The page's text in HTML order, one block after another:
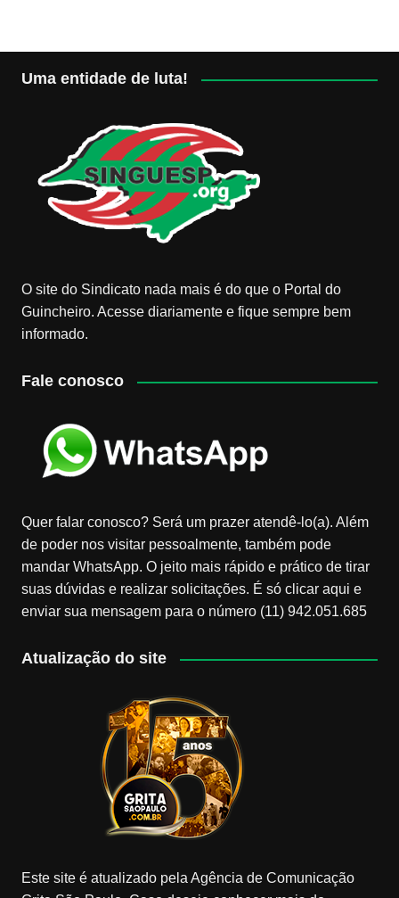
Uma entidade de luta!
O site do Sindicato nada mais é do que o Portal do
Guincheiro. Acesse diariamente e fique sempre bem
informado.
Fale conosco
Quer falar conosco? Será um prazer atendê-lo(a). Além
de poder nos visitar pessoalmente, também pode
mandar WhatsApp. O jeito mais rápido e prático de tirar
suas dúvidas e realizar solicitações. É só clicar aqui e
enviar sua mensagem para o número (11) 942.051.685
Atualização do site
Este site é atualizado pela Agência de Comunicação